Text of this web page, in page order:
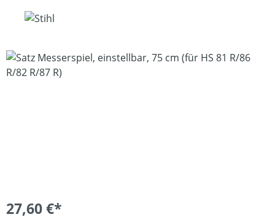
Bildergalerie überspringen
27,60 €*